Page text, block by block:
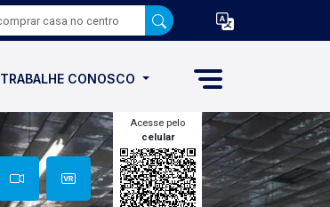
TRABALHE CONOSCO
Acesse pelo
celular